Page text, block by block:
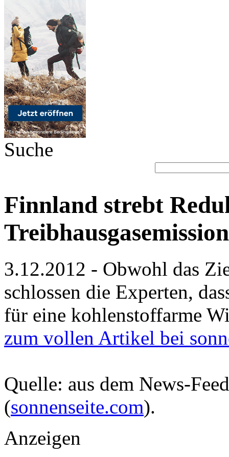
Suche
Finnland strebt
3.12.2012 - Obwohl das
schlossen die Experten,
für eine kohlenstoffarme
zum vollen Artikel bei
Quelle: aus dem News-
(sonnenseite.com).
Anzeigen